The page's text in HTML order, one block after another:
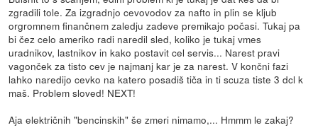
zgradili tole. Za izgradnjo cevovodov za nafto in plin se kljub
orgromnem finančnem zaledju zadeve premikajo počasi. Tukaj pa
bi čez celo ameriko radi naredil sled, koliko je tukaj vmes
uradnikov, lastnikov in kako postavit cel servis... Narest pravi
vagonček za tisto cev je najmanj kar je za narest. V končni fazi
lahko naredijo cevko na katero posadiš tiča in ti scuza tiste 3 dcl k
maš. Problem sloved! NEXT!
Aja električnih "bencinskih" še zmeri nimamo,... Hmmm le zakaj?